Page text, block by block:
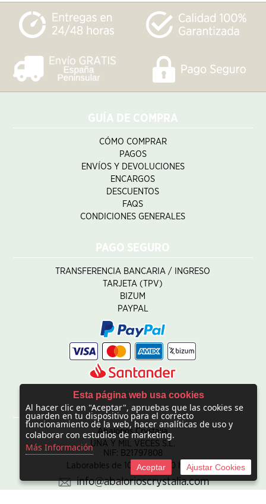
GUÍA DE COMPRA
CÓMO COMPRAR
PAGOS
ENVÍOS Y DEVOLUCIONES
ENCARGOS
DESCUENTOS
FAQS
CONDICIONES GENERALES
PAGO SEGURO
TRANSFERENCIA BANCARIA / INGRESO
TARJETA (TPV)
BIZUM
PAYPAL
CONTACTO
Abalorios Crystalia
UNA Y MIL VECES S.L.
NIF: B21797808
Laborables de 10:00 - 20:00 horas
info@abalorioscrystalia.com
Esta página web usa cookies
Al hacer clic en "Aceptar", apruebas que las cookies se
guarden en tu dispositivo para el correcto
funcionamiento de la web, hacer analíticas de uso y
colaborar con estudios de marketing.
Más Información
Aceptar Ajustar Cookies